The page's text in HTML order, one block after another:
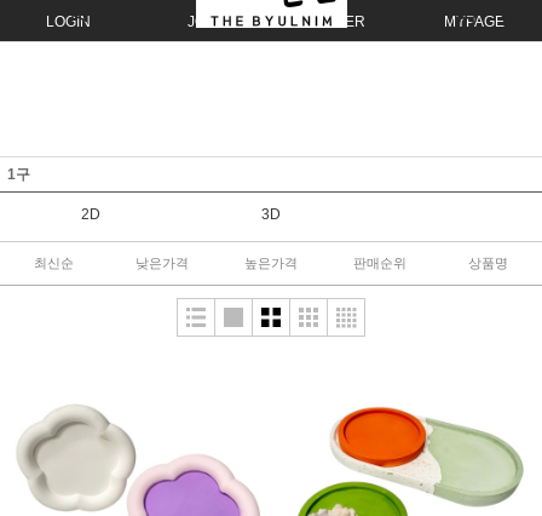
LOGIN JOIN ORDER MYPAGE
1구
2D 3D
최신순 낮은가격 높은가격 판매순위 상품명